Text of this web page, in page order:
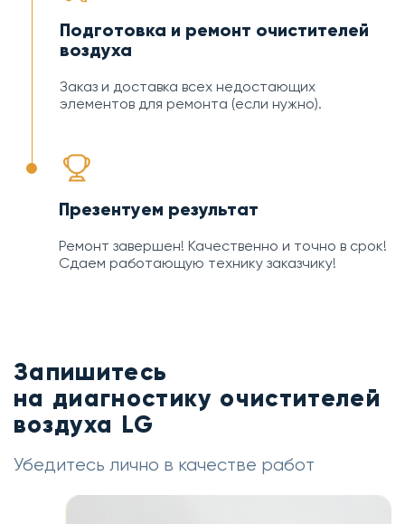
Подготовка и ремонт очистителей
воздуха
Заказ и доставка всех недостающих
элементов для ремонта (если нужно).
Презентуем результат
Ремонт завершен! Качественно и точно в срок!
Сдаем работающую технику заказчику!
Запишитесь
на диагностику очистителей
воздуха LG
Убедитесь лично в качестве работ